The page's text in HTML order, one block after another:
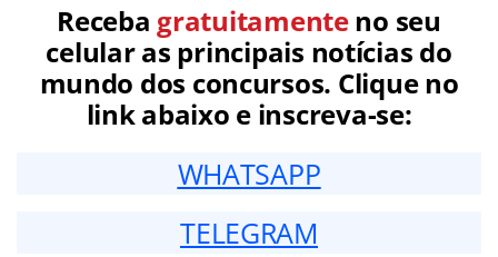
Receba gratuitamenteno seu
celular as principais notícias do
mundo dos concursos. Clique no
link abaixo e inscreva-se:
WHATSAPP
TELEGRAM